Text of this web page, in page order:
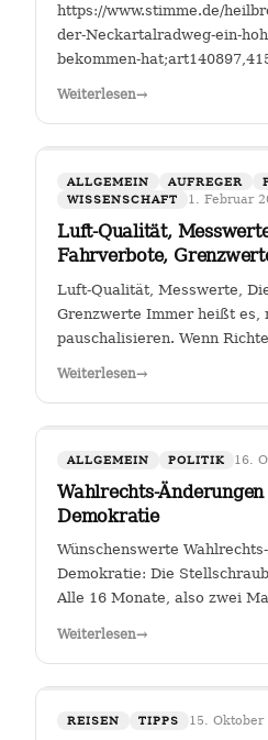
https://www.stimme.de/
der-Neckartalradweg-ein-
bekommen-
Weiterlesen→
ALLGEMEIN AUFREGER
WISSENSCHAFT
1. Februar
Luft-Qualität,
Fahrverbote,
Luft-Qualität, Messwerte,
Grenzwerte Immer heißt es,
pauschalisieren. Wenn
Weiterlesen→
ALLGEMEIN POLITIK 16.
Wahlrechts-
Demokratie
Wünschenswerte
Demokratie: Die
Alle 16 Monate, also zwei
Weiterlesen→
REISEN TIPPS 15. Oktober